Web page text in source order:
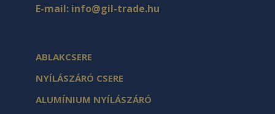
E-mail: info@gil-trade.hu
ABLAKCSERE
NYÍLÁSZÁRÓ CSERE
ALUMÍNIUM NYÍLÁSZÁRÓ